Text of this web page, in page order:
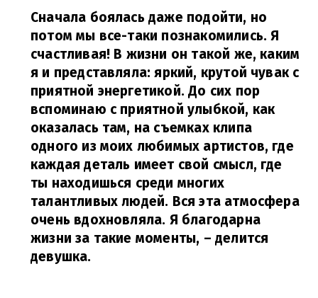
Сначала боялась даже подойти, но
потом мы все-таки познакомились. Я
счастливая! В жизни он такой же, каким
я и представляла: яркий, крутой чувак с
приятной энергетикой. До сих пор
вспоминаю с приятной улыбкой, как
оказалась там, на съемках клипа
одного из моих любимых артистов, где
каждая деталь имеет свой смысл, где
ты находишься среди многих
талантливых людей. Вся эта атмосфера
очень вдохновляла. Я благодарна
жизни за такие моменты, – делится
девушка.